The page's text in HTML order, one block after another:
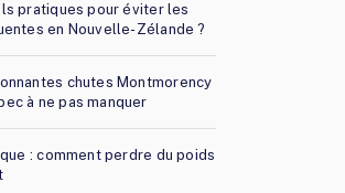
pratiques pour éviter les
en Nouvelle-Zélande ?
chutes Montmorency
à ne pas manquer
: comment perdre du poids